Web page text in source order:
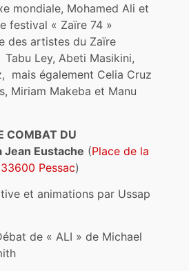
mondiale, Mohamed Ali et
festival « Zaïre 74 »
des artistes du Zaïre
Tabu Ley, Abeti Masikini,
mais également Celia Cruz
Miriam Makeba et Manu
COMBAT DU
Jean Eustache (Place de la
Pessac)
et animations par Ussap
de « ALI » de Michael